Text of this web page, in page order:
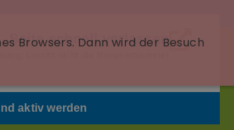
Seite schnell verlassen
aktiv werden
Browsers. Dann wird der Besuch